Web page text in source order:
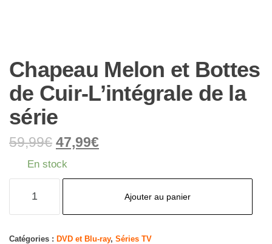
Chapeau Melon et Bottes
de Cuir-L’intégrale de la
série
59,99€ 47,99€
En stock
Melon
Ajouter au panier
Catégories : DVD et Blu-ray, Séries TV